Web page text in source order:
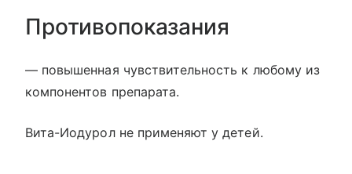
Противопоказания
— повышенная чувствительность к любому из
компонентов препарата.
Вита-Иодурол не применяют у детей.